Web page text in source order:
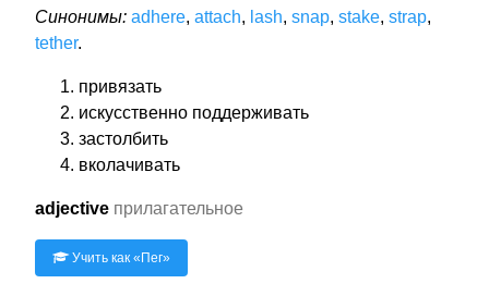
Синонимы: adhere, attach, lash, snap, stake, strap,
tether.
привязать
искусственно поддерживать
застолбить
вколачивать
adjective прилагательное
Учить как « Пег»